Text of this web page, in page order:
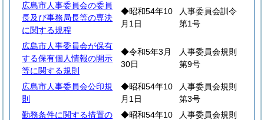
広島市人事委員会の委員
長及び事務局長等の専決
に関する規程
◆昭和54年10
月1日
人事委員会訓令
第1号
広島市人事委員会が保有
する保有個人情報の開示
等に関する規則
◆令和5年3月
30日
人事委員会規則
第9号
広島市人事委員会公印規
則
◆昭和54年10
月1日
人事委員会規則
第3号
勤務条件に関する措置の
◆昭和54年10
人事委員会規則